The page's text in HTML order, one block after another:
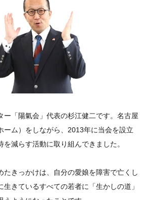
ー「陽氣会」代表の杉江健二です。名古屋
ーム）をしながら、2013年に当会を設立
を減らす活動に取り組んできました。
たきっかけは、自分の愛娘を障害で亡くし
生きているすべての若者に「生かしの道」